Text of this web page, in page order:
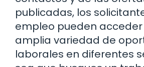
publicadas, los
empleo pueden acceder
amplia variedad de
laborales en diferentes